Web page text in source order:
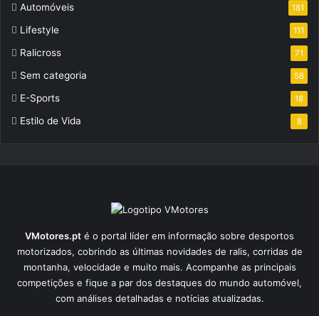
Automóveis 181
Lifestyle 111
Ralicross 71
Sem categoria 58
E-Sports 18
Estilo de Vida 8
VMotores.pt é o portal líder em informação sobre desportos
motorizados, cobrindo as últimas novidades de ralis, corridas de
montanha, velocidade e muito mais. Acompanhe as principais
competições e fique a par dos destaques do mundo automóvel,
com análises detalhadas e notícias atualizadas.